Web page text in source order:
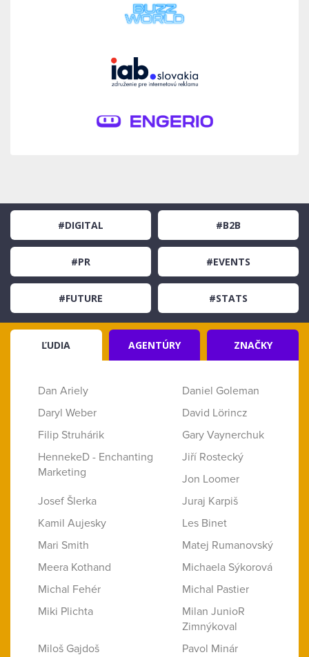
#DIGITAL #B2B
#PR #EVENTS
#FUTURE #STATS
ĽUDIA AGENTÚRY ZNAČKY
Dan Ariely
Daniel Goleman
Daryl Weber
David Lörincz
Filip Struhárik
Gary Vaynerchuk
HennekeD - Enchanting
Marketing
Jiří Rostecký
Jon Loomer
Josef Šlerka
Juraj Karpiš
Kamil Aujesky
Les Binet
Mari Smith
Matej Rumanovský
Meera Kothand
Michaela Sýkorová
Michal Fehér
Michal Pastier
Miki Plichta
Milan JunioR
Zimnýkoval
Miloš Gajdoš
Pavol Minár